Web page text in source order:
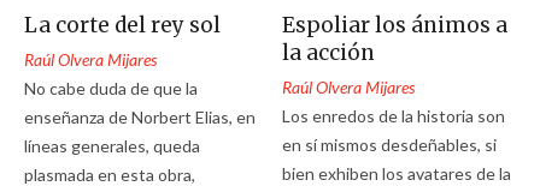
La corte del rey sol
Raúl Olvera Mijares
No cabe duda de que la
enseñanza de Norbert Elias, en
líneas generales, queda
plasmada en esta obra,
Espoliar los ánimos a
la acción
Raúl Olvera Mijares
Los enredos de la historia son
en sí mismos desdeñables, si
bien exhiben los avatares de la